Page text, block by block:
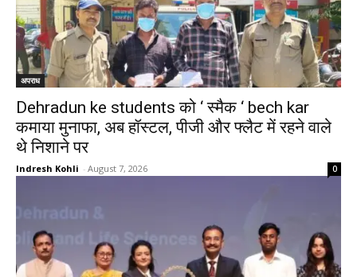
अपराध
Dehradun ke students को ‘ स्मैक ‘ bech kar
कमाया मुनाफा, अब हॉस्टल, पीजी और फ्लैट में रहने वाले
थे निशाने पर
Indresh Kohli - August 7, 2026 0